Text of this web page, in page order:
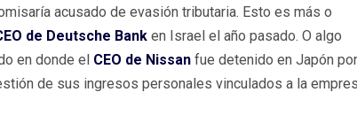
acusado de evasión tributaria. Esto es más o
de Deutsche Bank en Israel el año pasado. O algo
en donde el CEO de Nissan fue detenido en Japón por
de sus ingresos personales vinculados a la